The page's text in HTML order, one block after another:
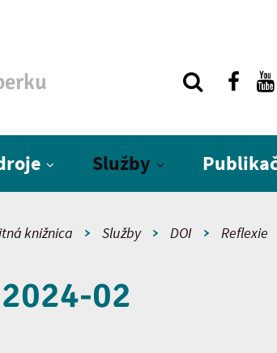
Služby
knižnica Služby DOI Reflexie
2024-02